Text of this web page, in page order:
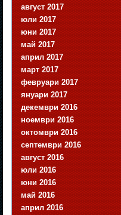
август 2017
юли 2017
юни 2017
май 2017
април 2017
март 2017
февруари 2017
януари 2017
декември 2016
ноември 2016
октомври 2016
септември 2016
август 2016
юли 2016
юни 2016
май 2016
април 2016